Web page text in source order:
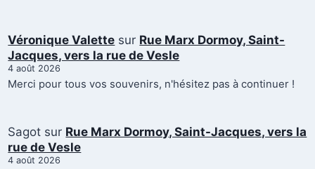
Véronique Valette sur Rue Marx Dormoy, Saint-
Jacques, vers la rue de Vesle
4 août 2026
Merci pour tous vos souvenirs, n'hésitez pas à continuer !
Sagot sur Rue Marx Dormoy, Saint-Jacques, vers la
rue de Vesle
4 août 2026